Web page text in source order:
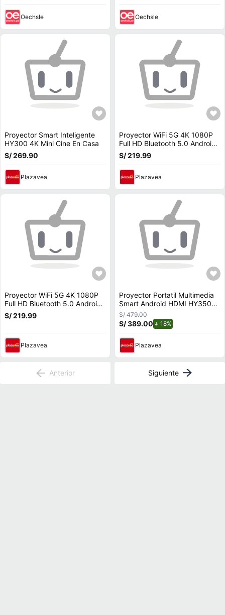
Oechsle Oechsle
Proyector Smart Inteligente
HY300 4K Mini Cine En Casa
S/ 269.90
Plazavea
Proyector WiFi 5G 4K 1080P
Full HD Bluetooth 5.0 Android
11
S/ 219.99
Plazavea
Proyector WiFi 5G 4K 1080P
Full HD Bluetooth 5.0 Android
11 BOSSNEY BS-H9748
S/ 219.99
Plazavea
Proyector Portatil Multimedia
Smart Android HDMI HY350
4K
S/ 479.00
S/ 389.00 18%
Plazavea
Anterior Siguiente